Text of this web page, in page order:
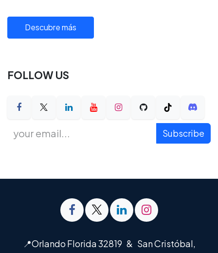
Descubre más
FOLLOW US
Subscribe
📍Orlando Florida 32819 & San Cristóbal,